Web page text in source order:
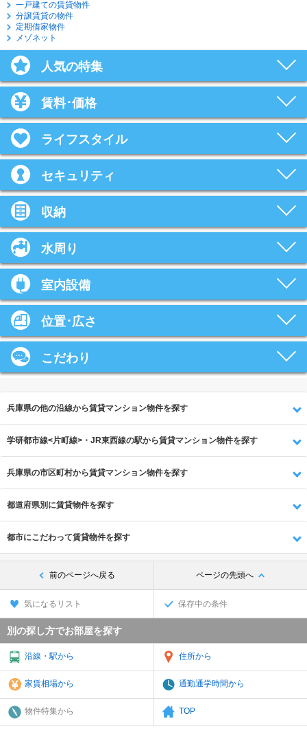
一戸建ての賃貸物件
分譲賃貸の物件
定期借家物件
メゾネット
人気の特集
賃料･価格
ライフスタイル
セキュリティ
収納
水周り
室内設備
位置･広さ
こだわり
兵庫県の他の沿線から賃貸マンション物件を探す
学研都市線<片町線>・JR東西線の駅から賃貸マンション物件を探す
兵庫県の市区町村から賃貸マンション物件を探す
都道府県別に賃貸物件を探す
都市にこだわって賃貸物件を探す
前のページへ戻る ページの先頭へ
気になるリスト 保存中の条件
別の探し方でお部屋を探す
沿線・駅から 住所から
家賃相場から 通勤通学時間から
物件特集から TOP